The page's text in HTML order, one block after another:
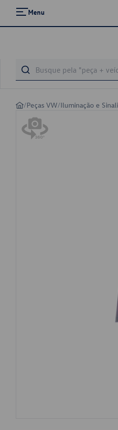
Menu
/Peças VW/Iluminação e